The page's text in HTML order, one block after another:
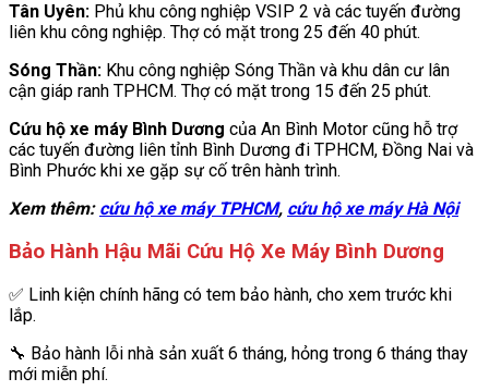
Tân Uyên: Phủ khu công nghiệp VSIP 2 và các tuyến đường
liên khu công nghiệp. Thợ có mặt trong 25 đến 40 phút.
Sóng Thần: Khu công nghiệp Sóng Thần và khu dân cư lân
cận giáp ranh TPHCM. Thợ có mặt trong 15 đến 25 phút.
Cứu hộ xe máy Bình Dương của An Bình Motor cũng hỗ trợ
các tuyến đường liên tỉnh Bình Dương đi TPHCM, Đồng Nai và
Bình Phước khi xe gặp sự cố trên hành trình.
Xem thêm: cứu hộ xe máy TPHCM, cứu hộ xe máy Hà Nội
Bảo Hành Hậu Mãi Cứu Hộ Xe Máy Bình Dương
✅ Linh kiện chính hãng có tem bảo hành, cho xem trước khi
lắp.
🔧 Bảo hành lỗi nhà sản xuất 6 tháng, hỏng trong 6 tháng thay
mới miễn phí.